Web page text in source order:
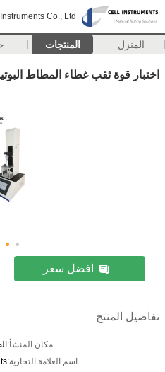
Co., Ltd.
المنزل المنتجات
اختبار قوة ثقب غطاء المطاط
افضل سعر
تفاصيل المنتج
مكان المنشأ:
اسم العلامة التجارية: